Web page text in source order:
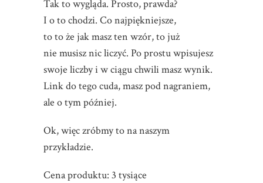
Tak to wygląda. Prosto, prawda?
I o to chodzi. Co najpiękniejsze,
to to że jak masz ten wzór, to już
nie musisz nic liczyć. Po prostu wpisujesz
swoje liczby i w ciągu chwili masz wynik.
Link do tego cuda, masz pod nagraniem,
ale o tym później.
Ok, więc zróbmy to na naszym
przykładzie.
Cena produktu: 3 tysiące